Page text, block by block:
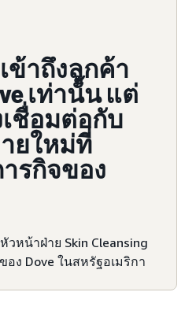
ข้าถึงลูกค้า
เท่านั้น แต่
เชื่อมต่อกับ
ยใหม่ที่
รกิจของ
หัวหน้าฝ่าย Skin Cleansing
อง Dove ในสหรัฐอเมริกา